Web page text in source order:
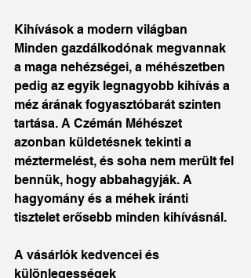
Kihívások a modern világban
Minden gazdálkodónak megvannak
a maga nehézségei, a méhészetben
pedig az egyik legnagyobb kihívás a
méz árának fogyasztóbarát szinten
tartása. A Czémán Méhészet
azonban küldetésnek tekinti a
méztermelést, és soha nem merült fel
bennük, hogy abbahagyják. A
hagyomány és a méhek iránti
tisztelet erősebb minden kihívásnál.
A vásárlók kedvencei és
különlegességek